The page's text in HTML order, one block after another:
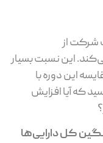
از
این نسبت بسیار
این دوره با
که آیا افزایش
کل دارایی‌ها